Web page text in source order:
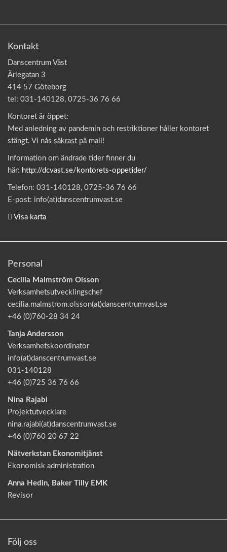
Kontakt
Danscentrum Väst
Ärlegatan 3
414 57 Göteborg
tel: 031-140128, 0725-36 76 66
Kontoret är öppet:
Med anledning av pandemin och restriktioner håller kontoret
stängt. Vi nås säkrast på mail!
Information om ändrade tider finner du
här: http://dcvast.se/kontorets-oppetider/
Telefon: 031-140128, 0725-36 76 66
E-post: info(at)danscentrumvast.se
Visa karta
Personal
Cecilia Malmström Olsson
Verksamhetsutvecklingschef
cecilia.malmstrom.olsson(at)danscentrumvast.se
+46 (0)760-28 34 24
Tanja Andersson
Verksamhetskoordinator
info(at)danscentrumvast.se
031-140128
+46 (0)725 36 76 66
Nina Rajabi
Projektutvecklare
nina.rajabi(at)danscentrumvast.se
+46 (0)760 20 67 22
Nätverkstan Ekonomitjänst
Ekonomisk administration
Anna Hedin, Baker Tilly EMK
Revisor
Följ oss